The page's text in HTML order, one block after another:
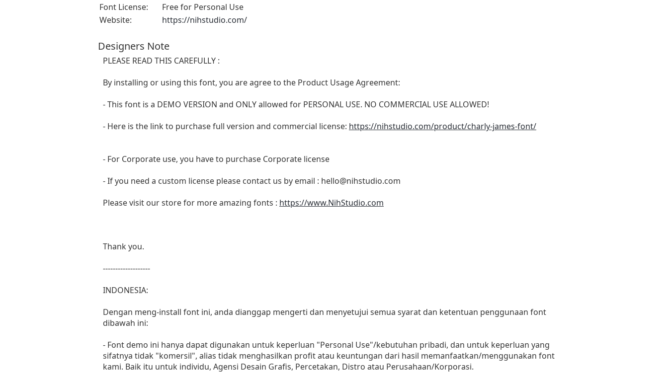
Font License:
Free for Personal Use
Website:
https://nihstudio.com/
Designers Note
PLEASE READ THIS CAREFULLY :
By installing or using this font, you are agree to the Product Usage Agreement:
- This font is a DEMO VERSION and ONLY allowed for PERSONAL USE. NO COMMERCIAL USE ALLOWED!
- Here is the link to purchase full version and commercial license: https://nihstudio.com/product/charly-james-font/
- For Corporate use, you have to purchase Corporate license
- If you need a custom license please contact us by email : hello@nihstudio.com
Please visit our store for more amazing fonts : https://www.NihStudio.com
Thank you.
-------------------
INDONESIA:
Dengan meng-install font ini, anda dianggap mengerti dan menyetujui semua syarat dan ketentuan penggunaan font
dibawah ini:
- Font demo ini hanya dapat digunakan untuk keperluan "Personal Use"/kebutuhan pribadi, dan untuk keperluan yang
sifatnya tidak "komersil", alias tidak menghasilkan profit atau keuntungan dari hasil memanfaatkan/menggunakan font
kami. Baik itu untuk individu, Agensi Desain Grafis, Percetakan, Distro atau Perusahaan/Korporasi.